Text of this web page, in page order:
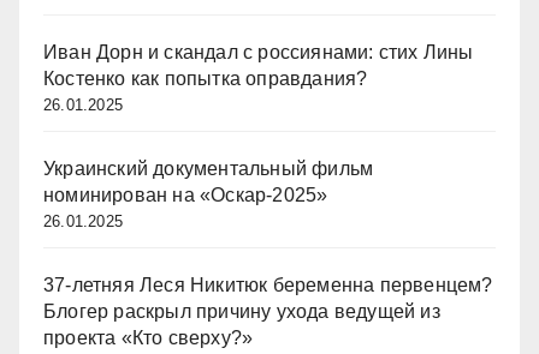
Иван Дорн и скандал с россиянами: стих Лины
Костенко как попытка оправдания?
26.01.2025
Украинский документальный фильм
номинирован на «Оскар-2025»
26.01.2025
37-летняя Леся Никитюк беременна первенцем?
Блогер раскрыл причину ухода ведущей из
проекта «Кто сверху?»